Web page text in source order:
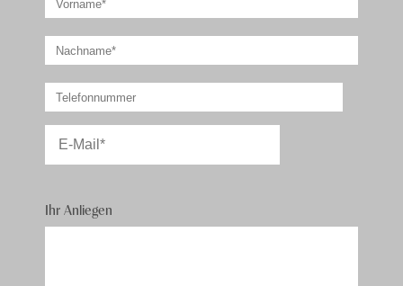
Ihr Anliegen